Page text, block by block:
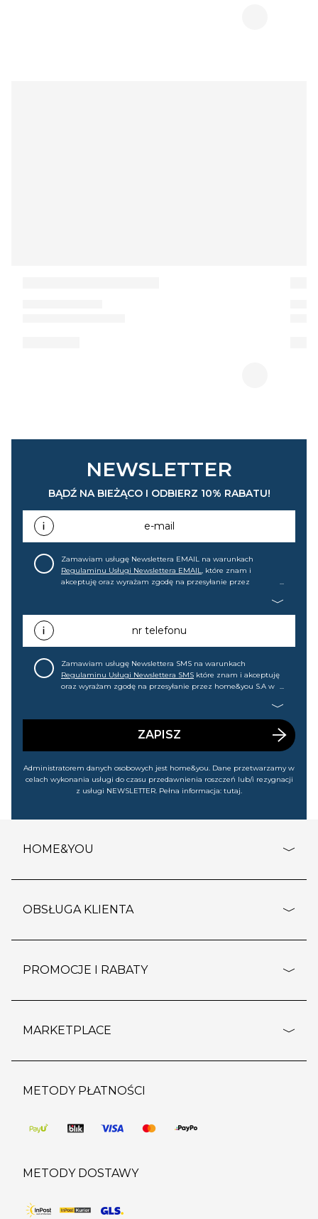
NEWSLETTER
BĄDŹ NA BIEŻĄCO I ODBIERZ 10% RABATU!
e-mail
Zamawiam usługę Newslettera EMAIL na warunkach
Regulaminu Usługi Newslettera EMAIL, które znam i
akceptuję oraz wyrażam zgodę na przesyłanie przez
promocjach, wyprzedażach). Wiem, że mogę tę zgodę w
każdej chwili cofnąć.nr telefonu
Zamawiam usługę Newslettera SMS na warunkach
Regulaminu Usługi Newslettera SMS które znam i akceptuję
oraz wyrażam zgodę na przesyłanie przez home&you S.A w
wyprzedażach). Wiem, że mogę tę zgodę w każdej chwili
ZAPISZ
Administratorem danych osobowych jest home&you. Dane przetwarzamy w
celach wykonania usługi do czasu przedawnienia roszczeń lub/i rezygnacji
z usługi NEWSLETTER. Pełna informacja: tutaj.
HOME&YOU
o firmie
polityka prywatności
kontakt
OBSŁUGA KLIENTA
dostawy i płatność
wypis z subskrypcji
regulamin sklepu
pozostałe regulaminy
PROMOCJE I RABATY
outlet
regulaminy promocji
MARKETPLACE
strefa marek
pomoc dla sprzedawców
METODY PŁATNOŚCI
METODY DOSTAWY